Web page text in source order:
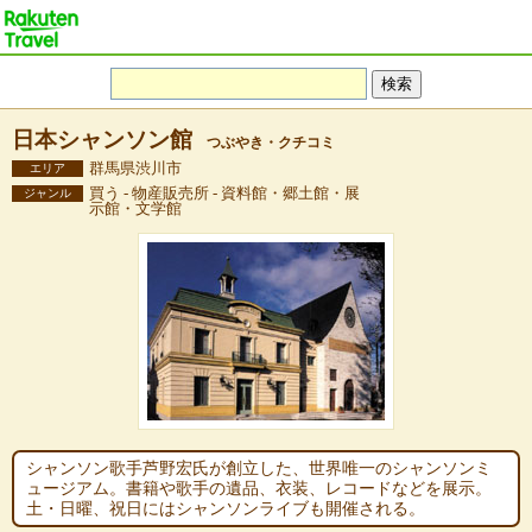
日本シャンソン館 つぶやき・クチコミ
エリア 群馬県渋川市
ジャンル
買う - 物産販売所 - 資料館・郷土館・展
示館・文学館
シャンソン歌手芦野宏氏が創立した、世界唯一のシャンソンミ
ュージアム。書籍や歌手の遺品、衣装、レコードなどを展示。
土・日曜、祝日にはシャンソンライブも開催される。